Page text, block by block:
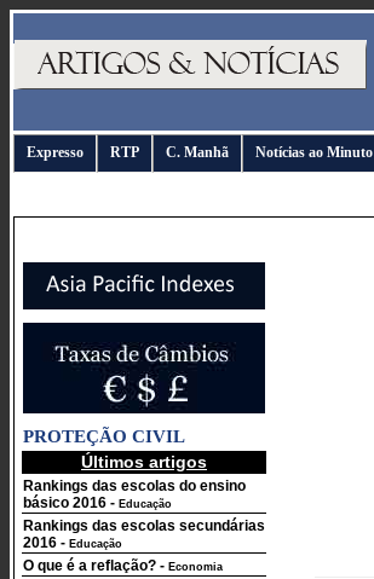
Expresso RTP C. Manhã Notícias ao Minuto
PROTEÇÃO CIVIL
Últimos artigos
Rankings das escolas do ensino
básico 2016 - Educação
Rankings das escolas secundárias
2016 - Educação
O que é a reflação? - Economia